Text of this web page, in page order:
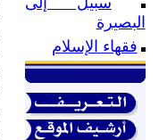
البصيرة
فقهاء الإسلام